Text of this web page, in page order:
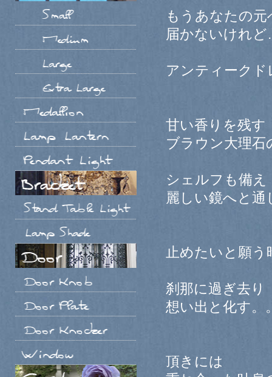
もうあなたの元
届かないけれ
アンティーク
甘い香りを残す
ブラウン大理石
シェルフも備え
麗しい鏡へと通
止めたいと願う
刹那に過ぎ去り
想い出と化す。
頂きには